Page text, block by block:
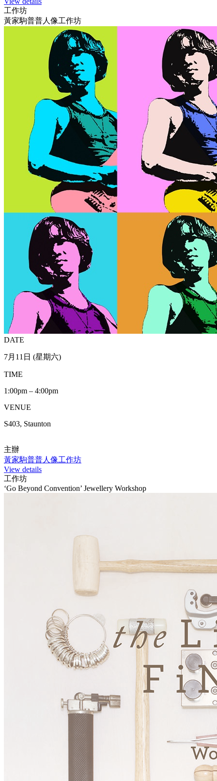
工作坊
黃家駒普普人像工作坊
DATE
7月11日 (星期六)
TIME
1:00pm – 4:00pm
VENUE
S403, Staunton
主辦
黃家駒普普人像工作坊
View details
工作坊
‘Go Beyond Convention’ Jewellery Workshop